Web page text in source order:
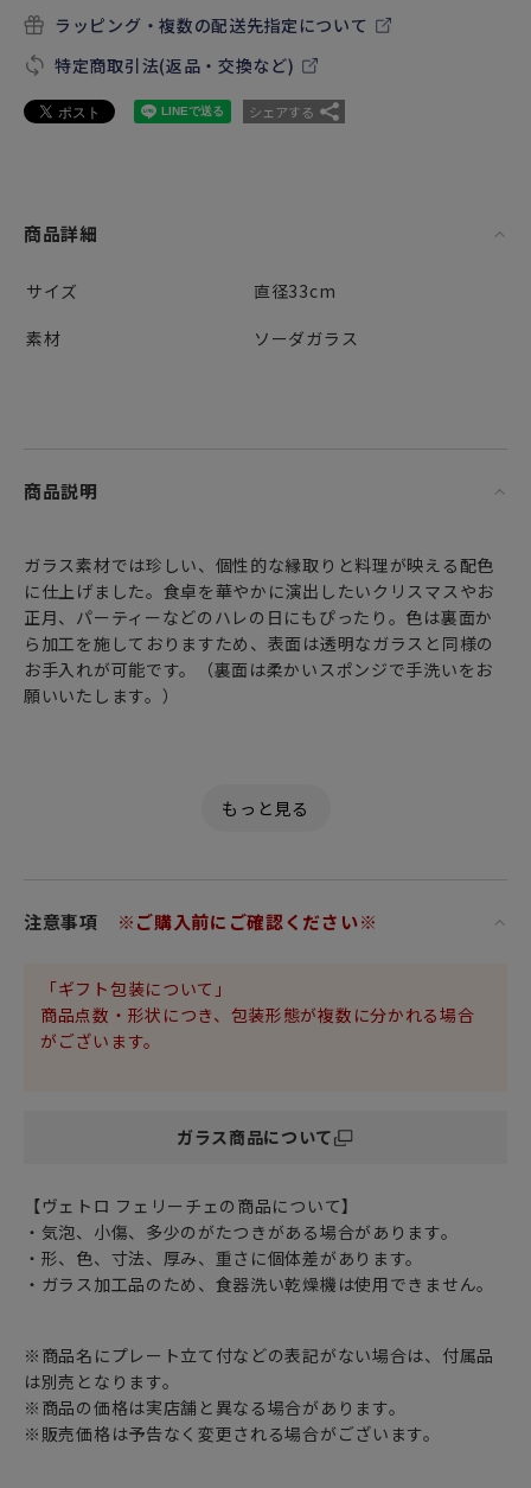
ラッピング・複数の配送先指定について
特定商取引法(返品・交換など)
シェアする
商品詳細
サイズ
直径33cm
素材
ソーダガラス
商品説明
ガラス素材では珍しい、個性的な縁取りと料理が映える配色
に仕上げました。食卓を華やかに演出したいクリスマスやお
正月、パーティーなどのハレの日にもぴったり。色は裏面か
ら加工を施しておりますため、表面は透明なガラスと同様の
お手入れが可能です。（裏面は柔かいスポンジで手洗いをお
願いいたします。）
もっと手軽に、もっとオシャレに。毎日をデザインする ～ 幸
食卓に笑顔を運ぶ、イタリア語で「幸せのガラス」を意味す
る
テーブルに少しのアクセントを加えて
「気軽に」「可愛く」コーディネートができる優れもの。
少し個性が強い派手なキラキララメの入ったグリッターカラ
飾り皿等インテリアオブジェとしてもお楽しみいただけま
す。
普段使いの器としても、おもてなしの器としても
テーブルコーディネートを想像力豊かに楽しめる
注意事項 ※ご購入前にご確認ください※
「ギフト包装について」
商品点数・形状につき、包装形態が複数に分かれる場合
がございます。
ガラス商品について
【ヴェトロ フェリーチェの商品について】
・気泡、小傷、多少のがたつきがある場合があります。
・形、色、寸法、厚み、重さに個体差があります。
・ガラス加工品のため、食器洗い乾燥機は使用できません。
※商品名にプレート立て付などの表記がない場合は、付属品
は別売となります。
※商品の価格は実店舗と異なる場合があります。
※販売価格は予告なく変更される場合がございます。